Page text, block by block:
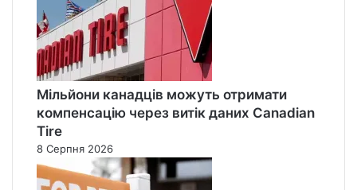
Мільйони канадців можуть отримати
компенсацію через витік даних Canadian
Tire
8 Серпня 2026